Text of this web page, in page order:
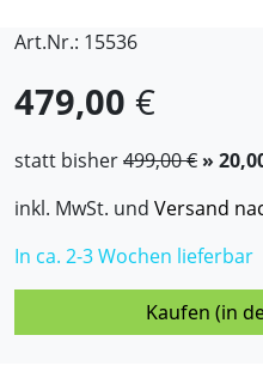
Art.Nr.: 15536
479,00 €
statt bisher499,00 € »
inkl. MwSt. und Versand
In ca. 2-3 Wochen lieferbar
Kaufen (in